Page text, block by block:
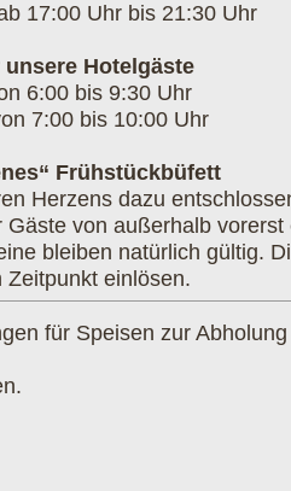
17:00 Uhr bis 21:30 Uhr
Hotelgäste
6:00 bis 9:30 Uhr
7:00 bis 10:00 Uhr
Frühstückbüfett
Herzens dazu
Gäste von außerhalb vorerst
bleiben natürlich gültig.
Zeitpunkt einlösen.
für Speisen zur